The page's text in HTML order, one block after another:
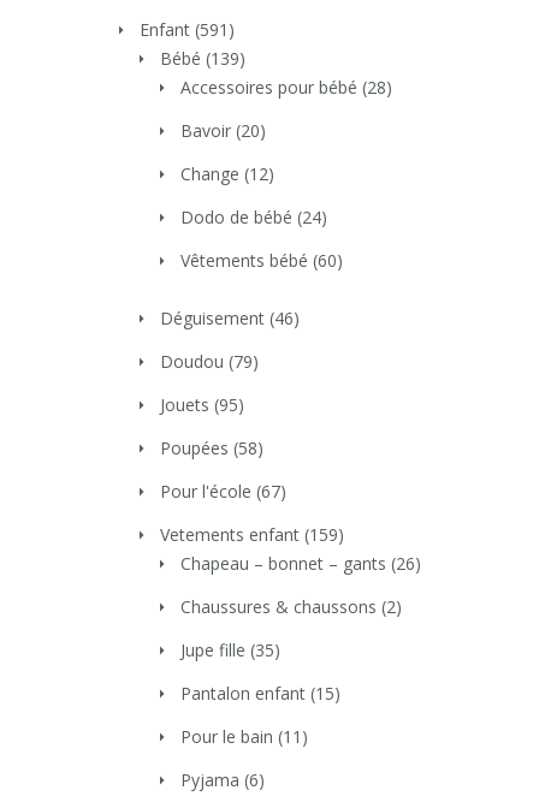
Enfant (591)
Bébé (139)
Accessoires pour bébé (28)
Bavoir (20)
Change (12)
Dodo de bébé (24)
Vêtements bébé (60)
Déguisement (46)
Doudou (79)
Jouets (95)
Poupées (58)
Pour l'école (67)
Vetements enfant (159)
Chapeau – bonnet – gants (26)
Chaussures & chaussons (2)
Jupe fille (35)
Pantalon enfant (15)
Pour le bain (11)
Pyjama (6)